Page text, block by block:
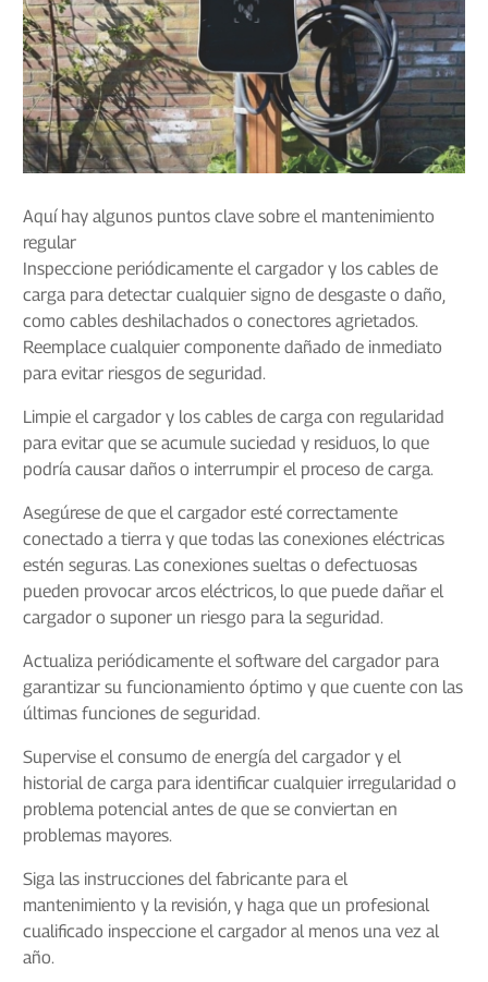
Aquí hay algunos puntos clave sobre el mantenimiento
regular
Inspeccione periódicamente el cargador y los cables de
carga para detectar cualquier signo de desgaste o daño,
como cables deshilachados o conectores agrietados.
Reemplace cualquier componente dañado de inmediato
para evitar riesgos de seguridad.
Limpie el cargador y los cables de carga con regularidad
para evitar que se acumule suciedad y residuos, lo que
podría causar daños o interrumpir el proceso de carga.
Asegúrese de que el cargador esté correctamente
conectado a tierra y que todas las conexiones eléctricas
estén seguras. Las conexiones sueltas o defectuosas
pueden provocar arcos eléctricos, lo que puede dañar el
cargador o suponer un riesgo para la seguridad.
Actualiza periódicamente el software del cargador para
garantizar su funcionamiento óptimo y que cuente con las
últimas funciones de seguridad.
Supervise el consumo de energía del cargador y el
historial de carga para identificar cualquier irregularidad o
problema potencial antes de que se conviertan en
problemas mayores.
Siga las instrucciones del fabricante para el
mantenimiento y la revisión, y haga que un profesional
cualificado inspeccione el cargador al menos una vez al
año.